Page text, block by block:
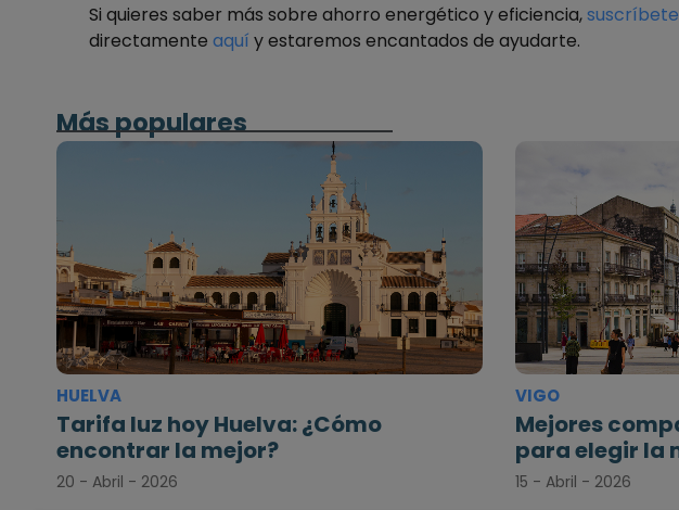
Si quieres saber más sobre ahorro energético y eficiencia,
directamenteaquí y estaremos encantados de ayudarte.
Más populares
HUELVA
Tarifa luz hoy Huelva: ¿Cómo
encontrar la mejor?
20 - Abril - 2026
VIGO
Mejores
para elegir la
15 - Abril - 2026